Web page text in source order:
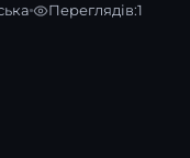
Переглядів:1